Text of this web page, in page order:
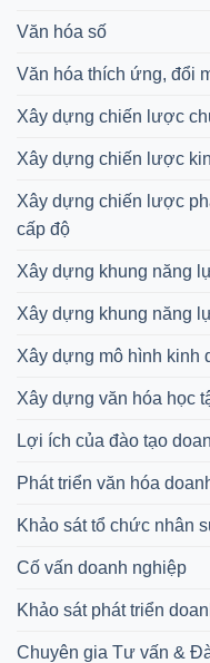
Văn hóa số
Văn hóa thích ứng, đổi
Xây dựng chiến lược
Xây dựng chiến lược
Xây dựng chiến lược
cấp độ
Xây dựng khung năng
Xây dựng khung năng
Xây dựng mô hình kinh
Xây dựng văn hóa học
Lợi ích của đào tạo
Phát triển văn hóa
Khảo sát tổ chức nhân
Cố vấn doanh nghiệp
Khảo sát phát triển
Chuyên gia Tư vấn &